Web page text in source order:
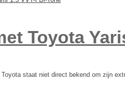
Toyota
staat niet direct bekend om zijn